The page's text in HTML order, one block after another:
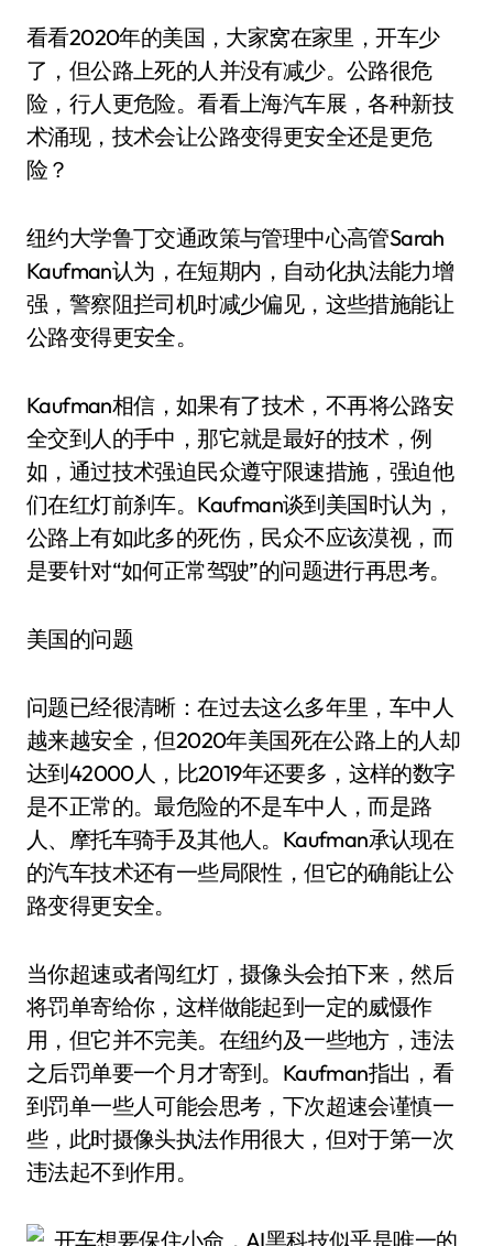
看看2020年的美国，大家窝在家里，开车少
了，但公路上死的人并没有减少。公路很危
险，行人更危险。看看上海汽车展，各种新技
术涌现，技术会让公路变得更安全还是更危
险？
纽约大学鲁丁交通政策与管理中心高管Sarah
Kaufman认为，在短期内，自动化执法能力增
强，警察阻拦司机时减少偏见，这些措施能让
公路变得更安全。
Kaufman相信，如果有了技术，不再将公路安
全交到人的手中，那它就是最好的技术，例
如，通过技术强迫民众遵守限速措施，强迫他
们在红灯前刹车。Kaufman谈到美国时认为，
公路上有如此多的死伤，民众不应该漠视，而
是要针对“如何正常驾驶”的问题进行再思考。
美国的问题
问题已经很清晰：在过去这么多年里，车中人
越来越安全，但2020年美国死在公路上的人却
达到42000人，比2019年还要多，这样的数字
是不正常的。最危险的不是车中人，而是路
人、摩托车骑手及其他人。Kaufman承认现在
的汽车技术还有一些局限性，但它的确能让公
路变得更安全。
当你超速或者闯红灯，摄像头会拍下来，然后
将罚单寄给你，这样做能起到一定的威慑作
用，但它并不完美。在纽约及一些地方，违法
之后罚单要一个月才寄到。Kaufman指出，看
到罚单一些人可能会思考，下次超速会谨慎一
些，此时摄像头执法作用很大，但对于第一次
违法起不到作用。